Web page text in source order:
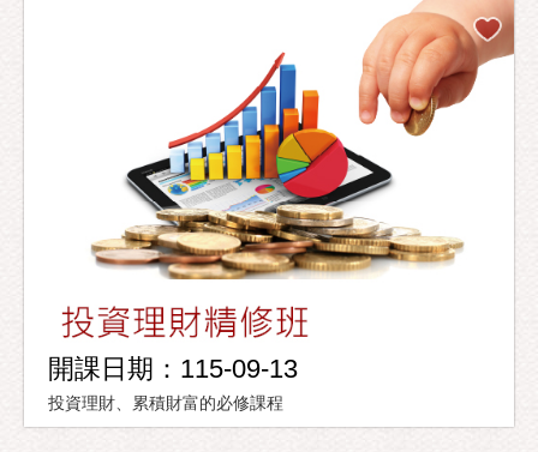
開課日期：115-09-13
投資理財、累積財富的必修課程